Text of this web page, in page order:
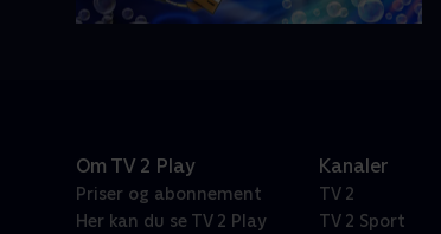
Om TV 2 Play
Priser og abonnement
Her kan du se TV 2 Play
Kanaler
TV 2
TV 2 Sport